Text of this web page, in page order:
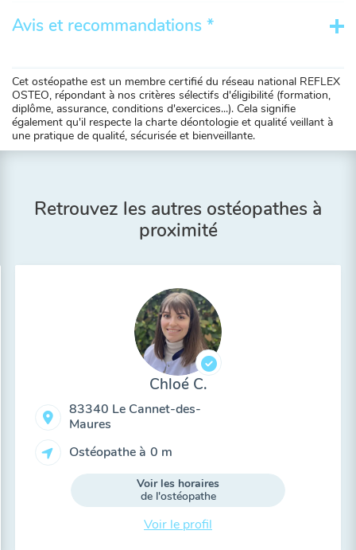
Avis et recommandations *
Cet ostéopathe est un membre certifié du réseau national REFLEX
OSTEO, répondant à nos critères sélectifs d'éligibilité (formation,
diplôme, assurance, conditions d'exercices...). Cela signifie
également qu'il respecte la charte déontologie et qualité veillant à
une pratique de qualité, sécurisée et bienveillante.
Retrouvez les autres ostéopathes à
proximité
Chloé C.
83340 Le Cannet-des-
Maures
Ostéopathe à 0 m
Voir les horaires
de l'ostéopathe
Voir le profil